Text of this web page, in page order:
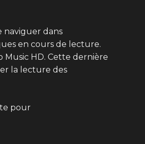
naviguer dans
en cours de lecture.
HD. Cette dernière
la lecture des
pour